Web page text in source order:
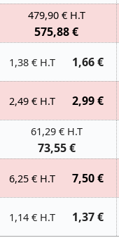
479,90 € H.T
575,88 €
1,38 € H.T 1,66 €
2,49 € H.T 2,99 €
61,29 € H.T
73,55 €
6,25 € H.T 7,50 €
1,14 € H.T 1,37 €